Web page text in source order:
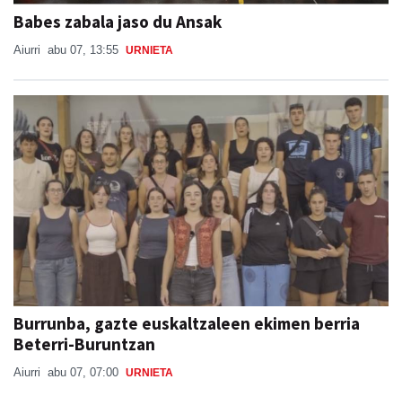
Babes zabala jaso du Ansak
Aiurri abu 07, 13:55 URNIETA
Burrunba, gazte euskaltzaleen ekimen berria
Beterri-Buruntzan
Aiurri abu 07, 07:00 URNIETA